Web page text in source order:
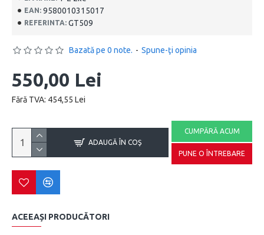
EAN: 9580010315017
REFERINTA: GT509
Bazată pe 0 note. - Spune-ţi opinia
550,00 Lei
Fără TVA: 454,55 Lei
ADAUGĂ ÎN COŞ
CUMPĂRĂ ACUM
PUNE O ÎNTREBARE
ACEEAȘI PRODUCĂTORI